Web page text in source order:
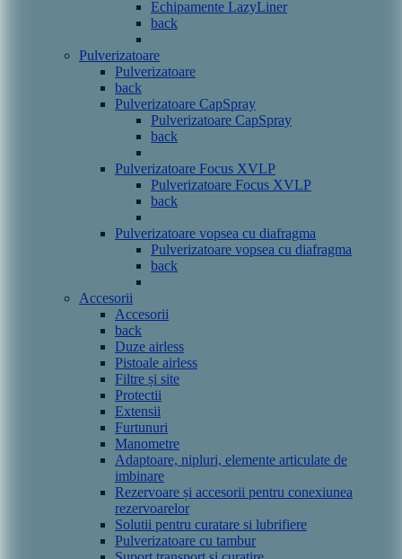
Echipamente LazyLiner
back
Pulverizatoare
Pulverizatoare
back
Pulverizatoare CapSpray
Pulverizatoare CapSpray
back
Pulverizatoare Focus XVLP
Pulverizatoare Focus XVLP
back
Pulverizatoare vopsea cu diafragma
Pulverizatoare vopsea cu diafragma
back
Accesorii
Accesorii
back
Duze airless
Pistoale airless
Filtre și site
Protectii
Extensii
Furtunuri
Manometre
Adaptoare, nipluri, elemente articulate de
imbinare
Rezervoare și accesorii pentru conexiunea
rezervoarelor
Solutii pentru curatare si lubrifiere
Pulverizatoare cu tambur